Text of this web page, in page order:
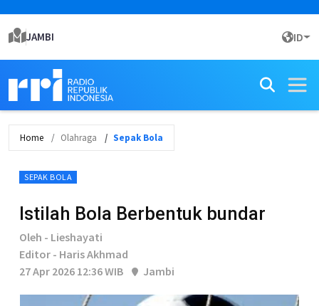
JAMBI ID
Home Olahraga Sepak Bola
SEPAK BOLA
Istilah Bola Berbentuk bundar
Oleh - Lieshayati
Editor - Haris Akhmad
27 Apr 2026 12:36 WIB
Jambi